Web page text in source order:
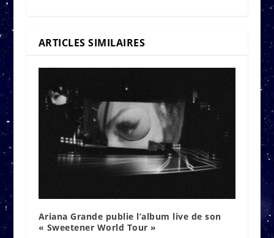
ARTICLES SIMILAIRES
Ariana Grande publie l’album live de son
« Sweetener World Tour »